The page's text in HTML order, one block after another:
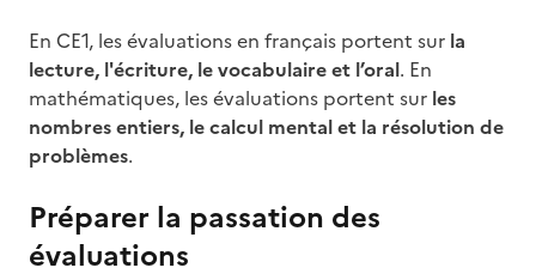
En CE1, les évaluations en français portent sur la
lecture, l'écriture, le vocabulaire et l’oral. En
mathématiques, les évaluations portent sur les
nombres entiers, le calcul mental et la résolution de
problèmes.
Préparer la passation des
évaluations